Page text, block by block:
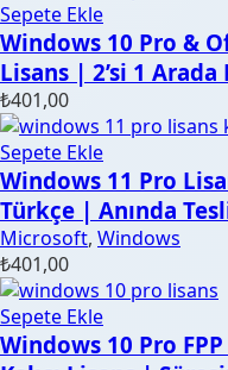
Sepete Ekle
Windows 10 Pro &
Lisans | 2’si 1
₺401,00
Sepete Ekle
Windows 11 Pro
Türkçe | Anında
Microsoft, Windows
₺401,00
Sepete Ekle
Windows 10 Pro